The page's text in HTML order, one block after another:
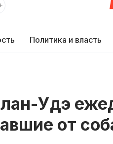
Политика и власть
Удэ
от